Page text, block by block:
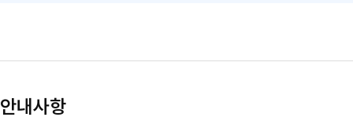
안내사항